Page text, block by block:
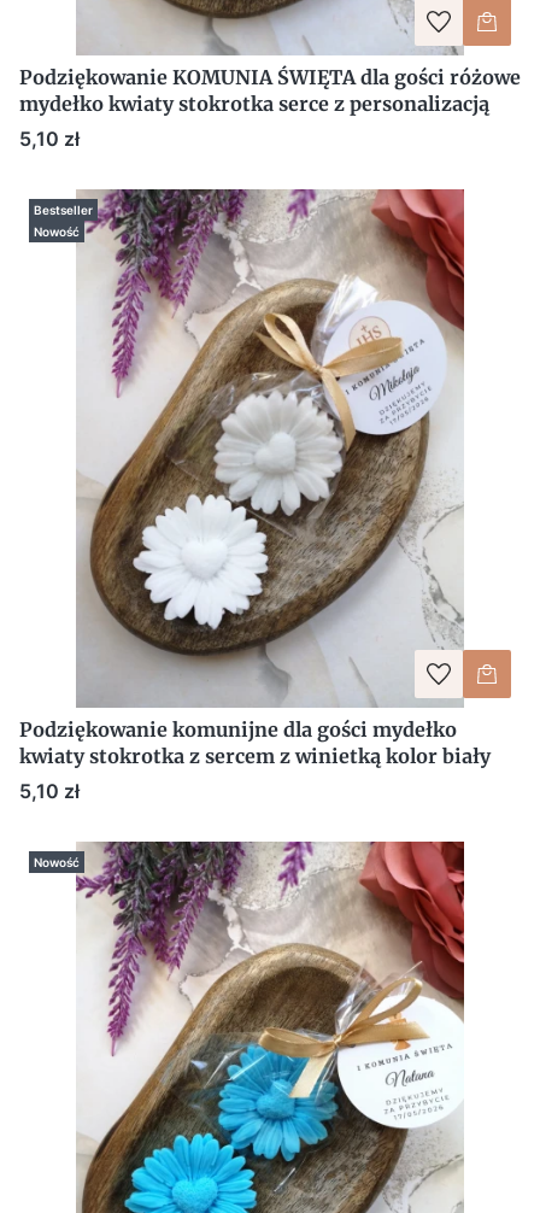
Podziękowanie KOMUNIA ŚWIĘTA dla gości różowe
mydełko kwiaty stokrotka serce z personalizacją
Cena
5,10 zł
Bestseller
Nowość
Podziękowanie komunijne dla gości mydełko
kwiaty stokrotka z sercem z winietką kolor biały
Cena
5,10 zł
Nowość